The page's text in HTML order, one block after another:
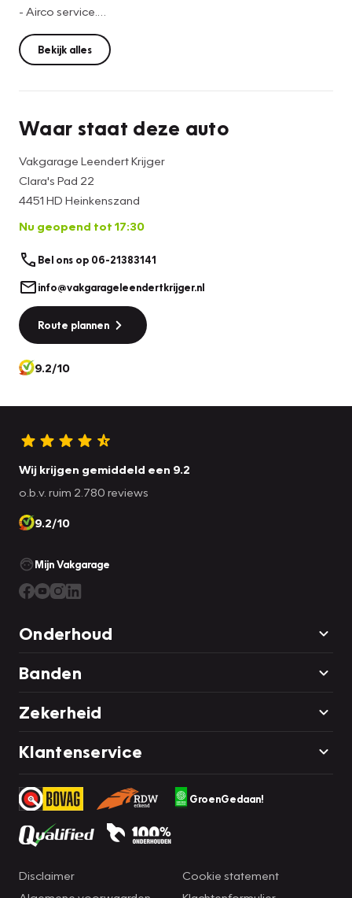
- Airco service.
- APK.
- Kosten tenaamstelling.
- Teller rapport RDW.
www.vakgarageleendertkrijger.nl
Bekijk alles
Waar staat deze auto
Vakgarage Leendert Krijger
Clara's Pad 22
4451 HD Heinkenszand
Nu geopend tot 17:30
Bel ons op 06-21383141
info@vakgarageleendertkrijger.nl
Route plannen
9.2/10
Wij krijgen gemiddeld een 9.2
o.b.v. ruim 2.780 reviews
9.2/10
Mijn Vakgarage
Onderhoud
Banden
Zekerheid
Klantenservice
GroenGedaan!
Disclaimer
Cookie statement